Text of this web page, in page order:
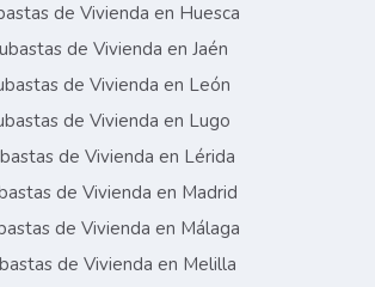
de Vivienda en Huesca
de Vivienda en Jaén
de Vivienda en León
de Vivienda en Lugo
de Vivienda en Lérida
de Vivienda en Madrid
de Vivienda en Málaga
de Vivienda en Melilla